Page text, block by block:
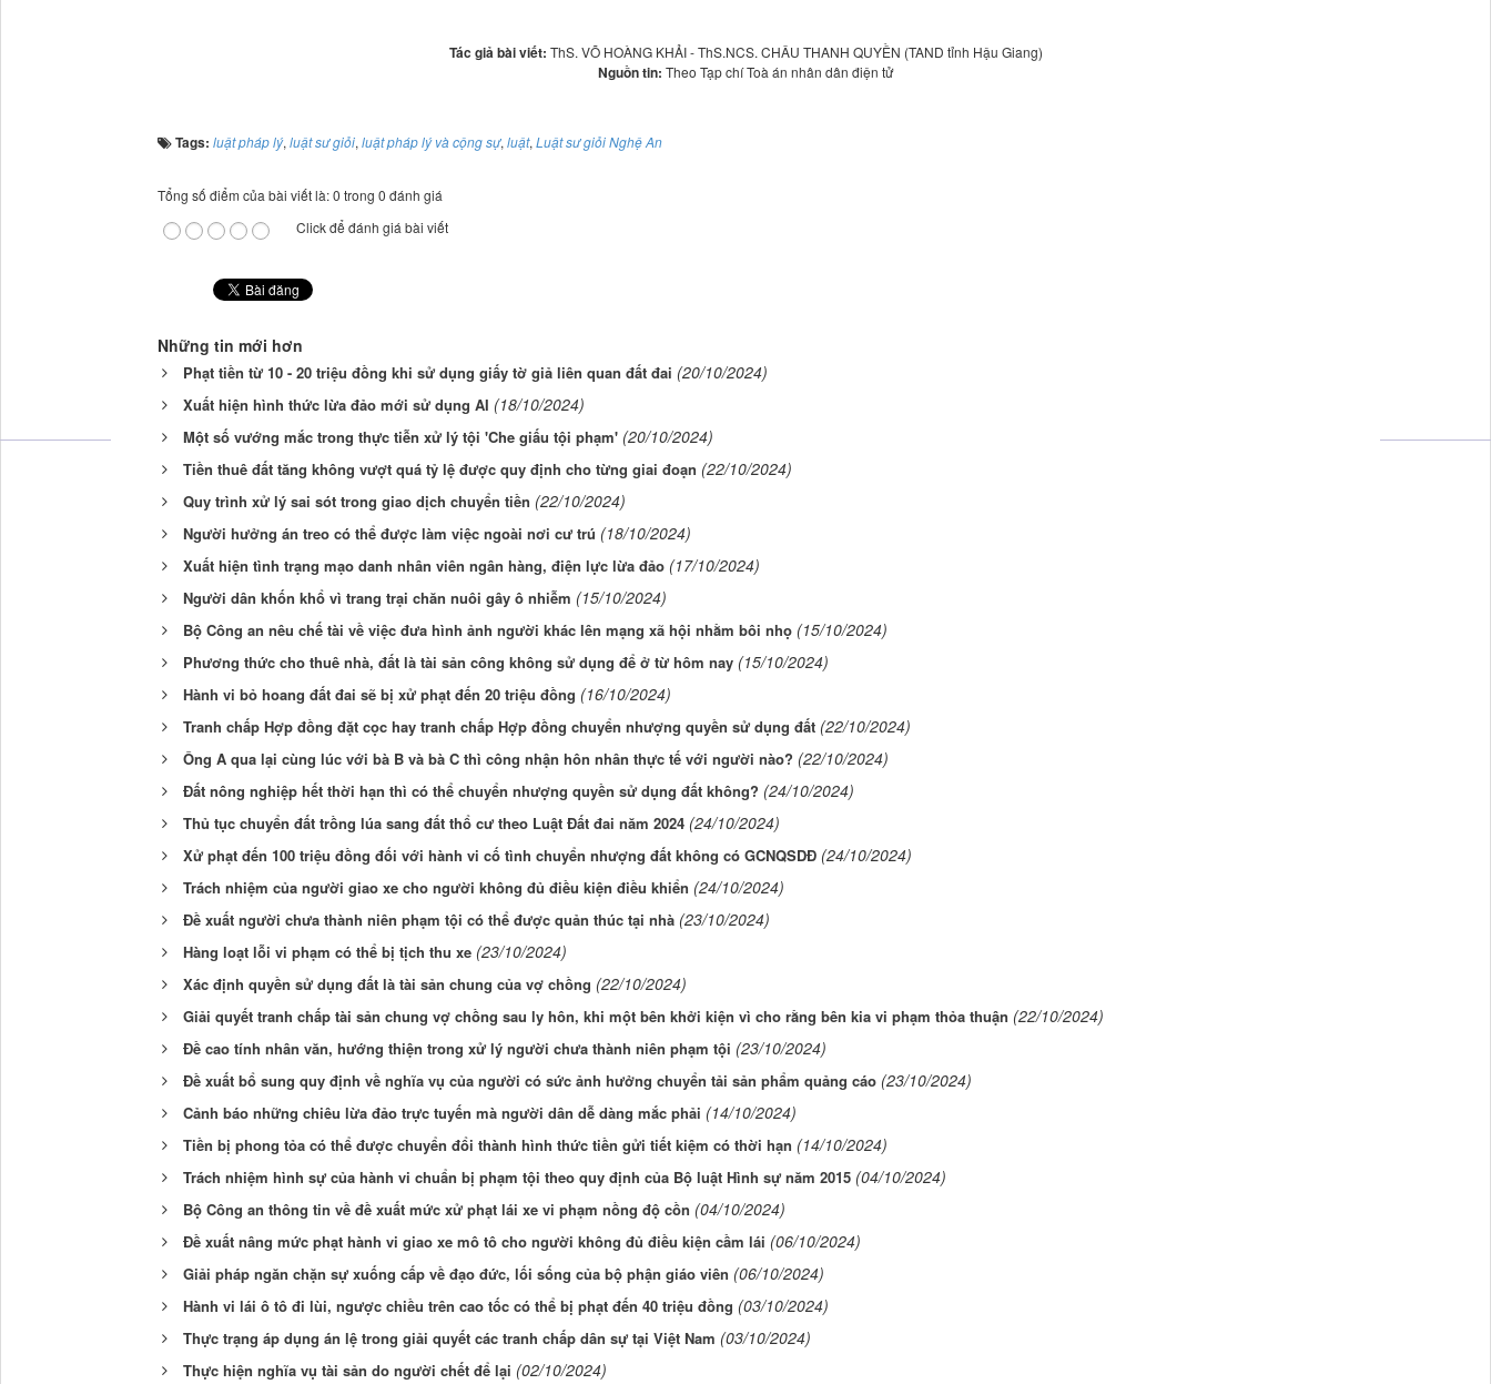
Tác giả bài viết: ThS. VÕ HOÀNG KHẢI - ThS.NCS. CHÂU THANH QUYỀN (TAND tỉnh Hậu Giang)
Nguồn tin: Theo Tạp chí Toà án nhân dân điện tử
Tags: luật pháp lý, luật sư giỏi, luật pháp lý và cộng sự, luật, Luật sư giỏi Nghệ An
Tổng số điểm của bài viết là: 0 trong 0 đánh giá
Click để đánh giá bài viết
Những tin mới hơn
Phạt tiền từ 10 - 20 triệu đồng khi sử dụng giấy tờ giả liên quan đất đai (20/10/2024)
Xuất hiện hình thức lừa đảo mới sử dụng AI (18/10/2024)
Một số vướng mắc trong thực tiễn xử lý tội 'Che giấu tội phạm' (20/10/2024)
Tiền thuê đất tăng không vượt quá tỷ lệ được quy định cho từng giai đoạn (22/10/2024)
Quy trình xử lý sai sót trong giao dịch chuyển tiền (22/10/2024)
Người hưởng án treo có thể được làm việc ngoài nơi cư trú (18/10/2024)
Xuất hiện tình trạng mạo danh nhân viên ngân hàng, điện lực lừa đảo (17/10/2024)
Người dân khốn khổ vì trang trại chăn nuôi gây ô nhiễm (15/10/2024)
Bộ Công an nêu chế tài về việc đưa hình ảnh người khác lên mạng xã hội nhằm bôi nhọ (15/10/2024)
Phương thức cho thuê nhà, đất là tài sản công không sử dụng để ở từ hôm nay (15/10/2024)
Hành vi bỏ hoang đất đai sẽ bị xử phạt đến 20 triệu đồng (16/10/2024)
Tranh chấp Hợp đồng đặt cọc hay tranh chấp Hợp đồng chuyển nhượng quyền sử dụng đất (22/10/2024)
Ông A qua lại cùng lúc với bà B và bà C thì công nhận hôn nhân thực tế với người nào? (22/10/2024)
Đất nông nghiệp hết thời hạn thì có thể chuyển nhượng quyền sử dụng đất không? (24/10/2024)
Thủ tục chuyển đất trồng lúa sang đất thổ cư theo Luật Đất đai năm 2024 (24/10/2024)
Xử phạt đến 100 triệu đồng đối với hành vi cố tình chuyển nhượng đất không có GCNQSDĐ (24/10/2024)
Trách nhiệm của người giao xe cho người không đủ điều kiện điều khiển (24/10/2024)
Đề xuất người chưa thành niên phạm tội có thể được quản thúc tại nhà (23/10/2024)
Hàng loạt lỗi vi phạm có thể bị tịch thu xe (23/10/2024)
Xác định quyền sử dụng đất là tài sản chung của vợ chồng (22/10/2024)
Giải quyết tranh chấp tài sản chung vợ chồng sau ly hôn, khi một bên khởi kiện vì cho rằng bên kia vi phạm thỏa thuận (22/10/2024)
Đề cao tính nhân văn, hướng thiện trong xử lý người chưa thành niên phạm tội (23/10/2024)
Đề xuất bổ sung quy định về nghĩa vụ của người có sức ảnh hưởng chuyển tải sản phẩm quảng cáo (23/10/2024)
Cảnh báo những chiêu lừa đảo trực tuyến mà người dân dễ dàng mắc phải (14/10/2024)
Tiền bị phong tỏa có thể được chuyển đổi thành hình thức tiền gửi tiết kiệm có thời hạn (14/10/2024)
Trách nhiệm hình sự của hành vi chuẩn bị phạm tội theo quy định của Bộ luật Hình sự năm 2015 (04/10/2024)
Bộ Công an thông tin về đề xuất mức xử phạt lái xe vi phạm nồng độ cồn (04/10/2024)
Đề xuất nâng mức phạt hành vi giao xe mô tô cho người không đủ điều kiện cầm lái (06/10/2024)
Giải pháp ngăn chặn sự xuống cấp về đạo đức, lối sống của bộ phận giáo viên (06/10/2024)
Hành vi lái ô tô đi lùi, ngược chiều trên cao tốc có thể bị phạt đến 40 triệu đồng (03/10/2024)
Thực trạng áp dụng án lệ trong giải quyết các tranh chấp dân sự tại Việt Nam (03/10/2024)
Thực hiện nghĩa vụ tài sản do người chết để lại (02/10/2024)